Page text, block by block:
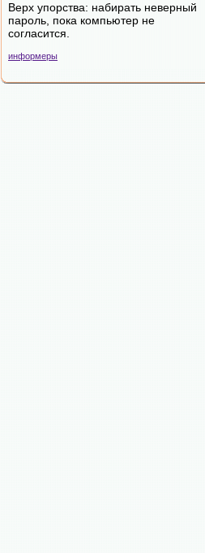
Верх упорства: набирать неверный
пароль, пока компьютер не
согласится.
информеры